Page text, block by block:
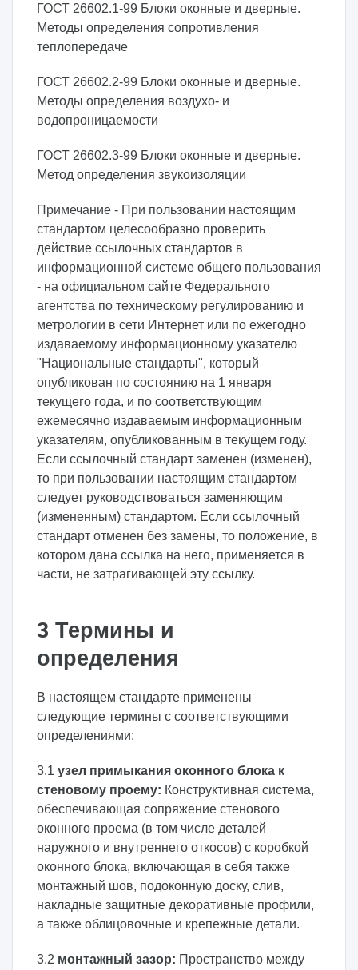
ГОСТ 26602.1-99 Блоки оконные и дверные.
Методы определения сопротивления
теплопередаче
ГОСТ 26602.2-99 Блоки оконные и дверные.
Методы определения воздухо- и
водопроницаемости
ГОСТ 26602.3-99 Блоки оконные и дверные.
Метод определения звукоизоляции
Примечание - При пользовании настоящим
стандартом целесообразно проверить
действие ссылочных стандартов в
информационной системе общего пользования
- на официальном сайте Федерального
агентства по техническому регулированию и
метрологии в сети Интернет или по ежегодно
издаваемому информационному указателю
"Национальные стандарты", который
опубликован по состоянию на 1 января
текущего года, и по соответствующим
ежемесячно издаваемым информационным
указателям, опубликованным в текущем году.
Если ссылочный стандарт заменен (изменен),
то при пользовании настоящим стандартом
следует руководствоваться заменяющим
(измененным) стандартом. Если ссылочный
стандарт отменен без замены, то положение, в
котором дана ссылка на него, применяется в
части, не затрагивающей эту ссылку.
3 Термины и
определения
В настоящем стандарте применены
следующие термины с соответствующими
определениями:
3.1 узел примыкания оконного блока к
стеновому проему: Конструктивная система,
обеспечивающая сопряжение стенового
оконного проема (в том числе деталей
наружного и внутреннего откосов) с коробкой
оконного блока, включающая в себя также
монтажный шов, подоконную доску, слив,
накладные защитные декоративные профили,
а также облицовочные и крепежные детали.
3.2 монтажный зазор: Пространство между